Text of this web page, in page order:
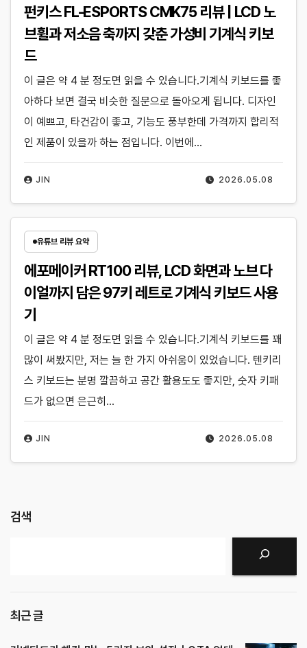
펀키스 FL-ESPORTS CMK75 리뷰 | LCD 노
브휠과 저소음 축까지 갖춘 가성비 기계식 키보
드
2026.05.08
JIN
이 글은 약 4 분 정도면 읽을 수 있습니다.기계식 키보드를 좋
아하다 보면 결국 비슷한 질문으로 돌아오게 됩니다. 디자인
이 예쁘고, 타건감이 좋고, 기능도 풍부한데 가격까지 합리적
인 제품이 있을까 하는 점입니다. 이번에…
유튜브 리뷰 요약
에포메이커 RT100 리뷰, LCD 화면과 노브 다
이얼까지 담은 97키 레트로 기계식 키보드 사용
기
2026.05.08
JIN
이 글은 약 4 분 정도면 읽을 수 있습니다.기계식 키보드를 꽤
많이 써봤지만, 저는 늘 한 가지 아쉬움이 있었습니다. 텐키리
스 키보드는 분명 깔끔하고 공간 활용도도 좋지만, 숫자 키패
드가 없으면 은근히…
검색
최근 글